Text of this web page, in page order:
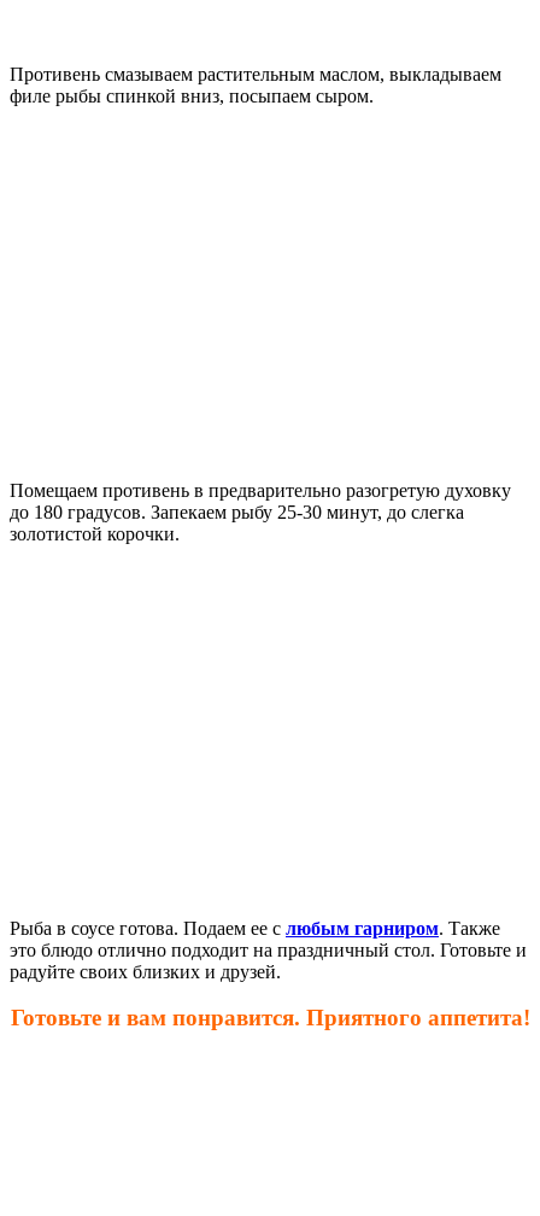
Противень смазываем растительным маслом, выкладываем
филе рыбы спинкой вниз, посыпаем сыром.
Помещаем противень в предварительно разогретую духовку
до 180 градусов. Запекаем рыбу 25-30 минут, до слегка
золотистой корочки.
Рыба в соусе готова. Подаем ее с любым гарниром. Также
это блюдо отлично подходит на праздничный стол. Готовьте и
радуйте своих близких и друзей.
Готовьте и вам понравится. Приятного аппетита!